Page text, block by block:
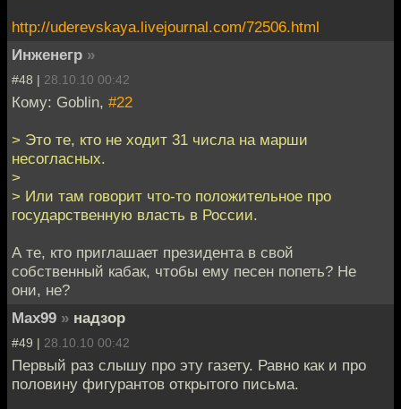
http://uderevskaya.livejournal.com/72506.html
Инженегр »
#48 | 28.10.10 00:42
Кому: Goblin, #22
> Это те, кто не ходит 31 числа на марши
несогласных.
>
> Или там говорит что-то положительное про
государственную власть в России.
А те, кто приглашает президента в свой
собственный кабак, чтобы ему песен попеть? Не
они, не?
Max99 » надзор
#49 | 28.10.10 00:42
Первый раз слышу про эту газету. Равно как и про
половину фигурантов открытого письма.